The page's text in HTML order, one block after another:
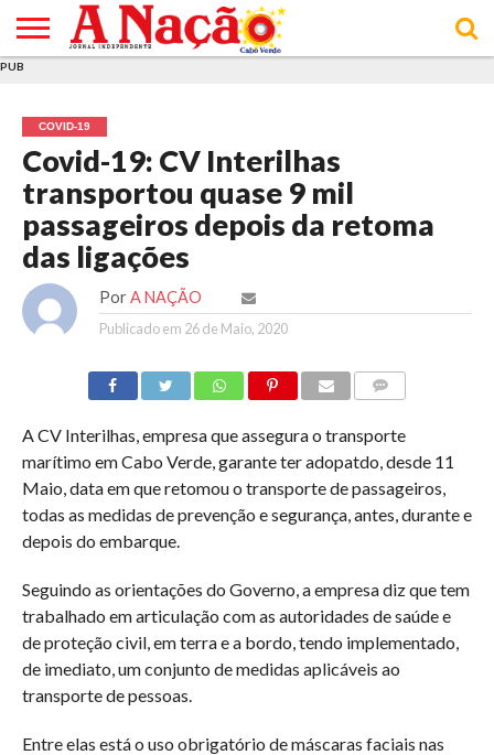
E DE
COOKIES
DE
UTILIZAÇÃO
PUB
COVID-19
Covid-19: CV Interilhas
transportou quase 9 mil
passageiros depois da retoma
das ligações
Por A NAÇÃO
Publicado em 26 de Maio, 2020
A CV Interilhas, empresa que assegura o transporte
marítimo em Cabo Verde, garante ter adopatdo, desde 11
Maio, data em que retomou o transporte de passageiros,
todas as medidas de prevenção e segurança, antes, durante e
depois do embarque.
Seguindo as orientações do Governo, a empresa diz que tem
trabalhado em articulação com as autoridades de saúde e
de proteção civil, em terra e a bordo, tendo implementado,
de imediato, um conjunto de medidas aplicáveis ao
transporte de pessoas.
Entre elas está o uso obrigatório de máscaras faciais nas